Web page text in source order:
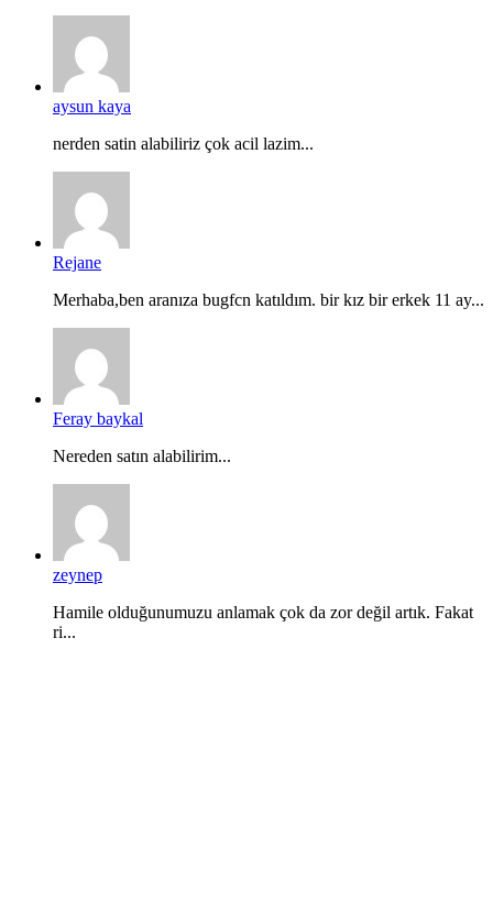
aysun kaya
nerden satin alabiliriz çok acil lazim...
Rejane
Merhaba,ben aranıza bugfcn katıldım. bir kız bir erkek 11 ay...
Feray baykal
Nereden satın alabilirim...
zeynep
Hamile olduğunumuzu anlamak çok da zor değil artık. Fakat
ri...